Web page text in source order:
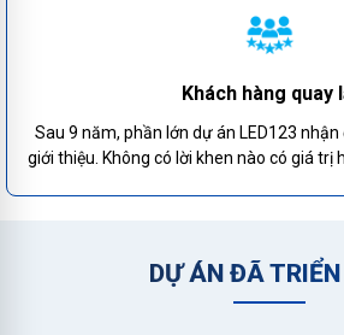
Khách hàng quay
Sau 9 năm, phần lớn dự án LED123
giới thiệu. Không có lời khen nào có giá trị
DỰ ÁN ĐÃ TRIỂN